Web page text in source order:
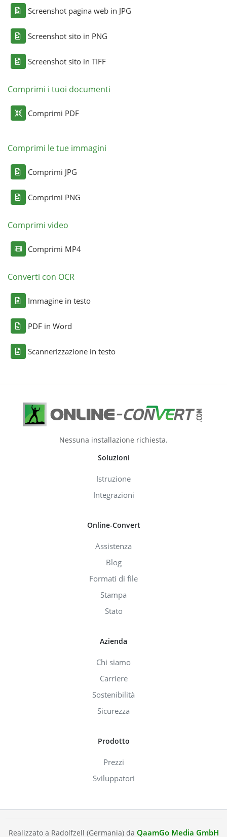
Screenshot pagina web in JPG
Screenshot sito in PNG
Screenshot sito in TIFF
Comprimi i tuoi documenti
Comprimi PDF
Comprimi le tue immagini
Comprimi JPG
Comprimi PNG
Comprimi video
Comprimi MP4
Converti con OCR
Immagine in testo
PDF in Word
Scannerizzazione in testo
Nessuna installazione richiesta.
Soluzioni
Istruzione
Integrazioni
Online-Convert
Assistenza
Blog
Formati di file
Stampa
Stato
Azienda
Chi siamo
Carriere
Sostenibilità
Sicurezza
Prodotto
Prezzi
Sviluppatori
Realizzato a Radolfzell (Germania) da QaamGo Media GmbH